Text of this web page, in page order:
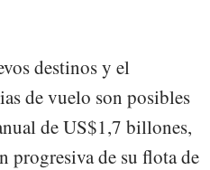
destinos y el
de vuelo son posibles
de US$1,7 billones,
progresiva de su flota de